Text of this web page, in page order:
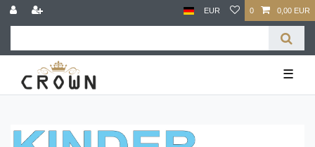
EUR 0 0,00 EUR
☰